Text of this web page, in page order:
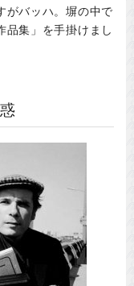
がバッハ。塀の中で
品集」を手掛けまし